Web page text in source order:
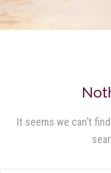
It seems we can’t